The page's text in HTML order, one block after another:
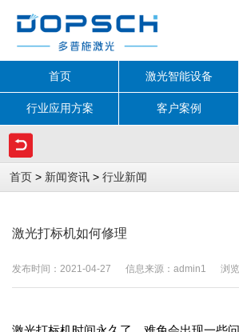
首页 激光智能设备
行业应用方案 客户案例
首页 > 新闻资讯 > 行业新闻
激光打标机如何修理
发布时间：2021-04-27 信息来源：admin1 浏览